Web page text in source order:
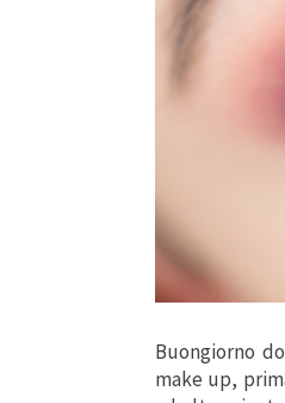
Buongiorno
make up,